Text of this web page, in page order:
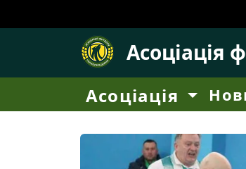
Асоціація
Асоціація